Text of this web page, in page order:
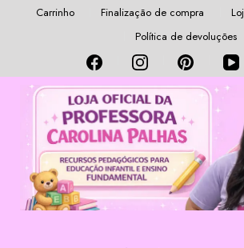
Carrinho Finalização de compra
Política de devoluções